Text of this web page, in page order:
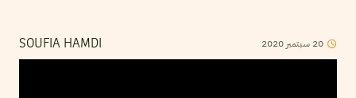
SOUFIA HAMDI 20 سبتمبر 2020